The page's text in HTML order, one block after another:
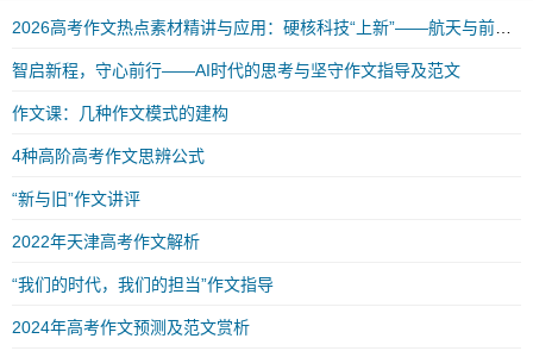
智启新程，守心前行——AI时代的思考与坚守作文指导及范文
作文课：几种作文模式的建构
4种高阶高考作文思辨公式
“新与旧”作文讲评
2022年天津高考作文解析
“我们的时代，我们的担当”作文指导
2024年高考作文预测及范文赏析